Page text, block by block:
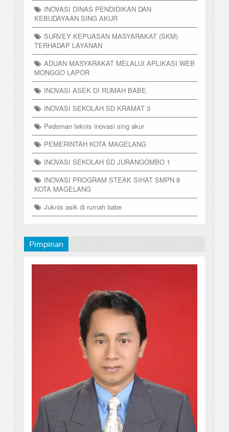
INOVASI DINAS PENDIDIKAN DAN
KEBUDAYAAN SING AKUR
SURVEY KEPUASAN MASYARAKAT (SKM)
TERHADAP LAYANAN
ADUAN MASYARAKAT MELALUI APLIKASI WEB
MONGGO LAPOR
INOVASI ASEK DI RUMAH BABE
INOVASI SEKOLAH SD KRAMAT 3
Pedoman teknis inovasi sing akur
PEMERINTAH KOTA MAGELANG
INOVASI SEKOLAH SD JURANGOMBO 1
INOVASI PROGRAM STEAK SIHAT SMPN 8
KOTA MAGELANG
Juknis asik di rumah babe
Pimpinan